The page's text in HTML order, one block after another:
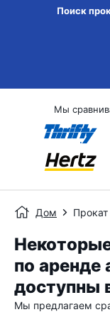
Поиск
Мы
Дом
по аренде
доступны
Мы предлагаем